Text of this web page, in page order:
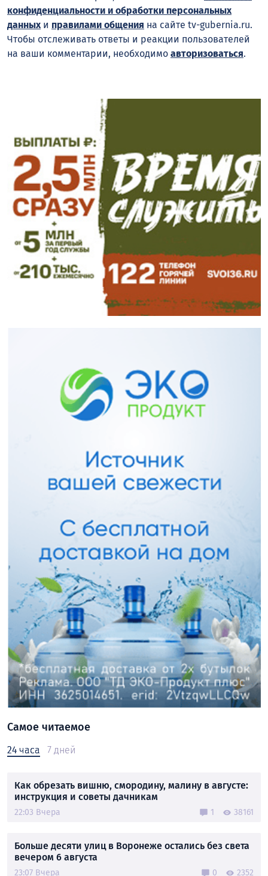
конфиденциальности и обработки персональных
данныхи правилами общения на сайте tv-gubernia.ru.
Чтобы отслеживать ответы и реакции пользователей
на ваши комментарии, необходимо авторизоваться.
Самое читаемое
24 часа 7 дней
Как обрезать вишню, смородину, малину в августе:
инструкция и советы дачникам
22:03 Вчера 1 38161
Больше десяти улиц в Воронеже остались без света
вечером 6 августа
23:07 Вчера 0 2352